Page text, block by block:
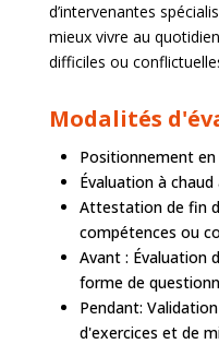
d’intervenantes
mieux vivre au
difficiles ou
Modalités
Positionnement
Évaluation à
Attestation de fin
compétences ou
Avant : Évaluation
forme de
Pendant:
d'exercices et de